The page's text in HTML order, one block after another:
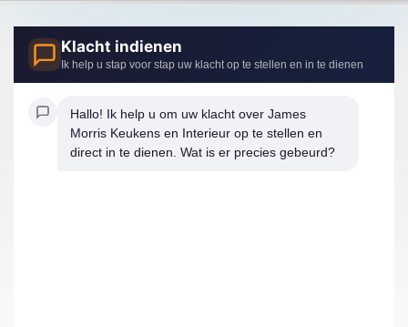
Klacht indienen
Ik help u stap voor stap uw klacht op te stellen en in te dienen
Hallo! Ik help u om uw klacht over James
Morris Keukens en Interieur op te stellen en
direct in te dienen. Wat is er precies gebeurd?